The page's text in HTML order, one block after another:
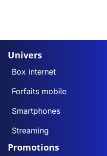
Univers
Box internet
Forfaits mobile
Smartphones
Streaming
Promotions